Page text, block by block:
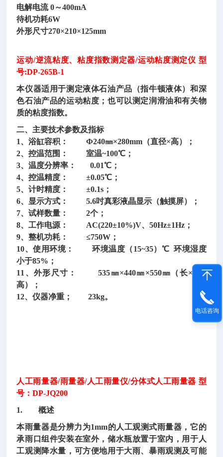
电解电流 0～400mA
待机功耗6W
外形尺寸270×210×125mm
运动/逆流粘度、粘度指数测定器/运动粘度测定仪 型
号:DP-265B-1
本仪器适用于测定液体石油产品（指牛顿液体）和深
色石油产品的运动粘度；也可以测定润滑油和有关物
质的粘度指数。
二、主要技术参数及指标
1、浴缸容积： Ф240㎜×280mm（直径×高）；
2、控温范围： 室温~100℃；
3、温度分辨率： 0.01℃；
4、控温精度： ±0.05℃；
5、计时精度： ±0.1s；
6、显示方式： 5.6吋真彩液晶显示（触摸屏）；
7、试样数量： 2个；
8、工作电源： AC(220±10%)V、50Hz±1Hz；
9、整机功耗： ≤750W；
10、使用环境： 环境温度（15~35）℃ 环境湿度
小于85%；
11、外形尺寸： 535㎜×440㎜×550㎜（长×宽×
高）；
12、仪器净重； 23kg。
人工雨量器/雨量器/人工雨量仪/分体式人工雨量器 型
号：DP-JQ200
1. 概述
本雨量器是分辨力为1mm的人工观测式雨量器，它的
承雨口组件安装在室外，储水瓶放置于室内，用于人
工观测降水量，可方便地用于大雨、暴雨观测及可能
电话咨询